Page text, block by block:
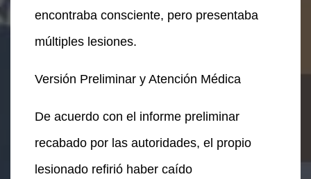
encontraba consciente, pero presentaba
múltiples lesiones.
Versión Preliminar y Atención Médica
De acuerdo con el informe preliminar
recabado por las autoridades, el propio
lesionado refirió haber caído